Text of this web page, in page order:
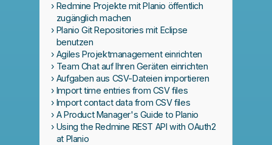
Redmine Projekte mit Planio öffentlich
zugänglich machen
Planio Git Repositories mit Eclipse
benutzen
Agiles Projektmanagement einrichten
Team Chat auf Ihren Geräten einrichten
Aufgaben aus CSV-Dateien importieren
Import time entries from CSV files
Import contact data from CSV files
A Product Manager's Guide to Planio
Using the Redmine REST API with OAuth2
at Planio